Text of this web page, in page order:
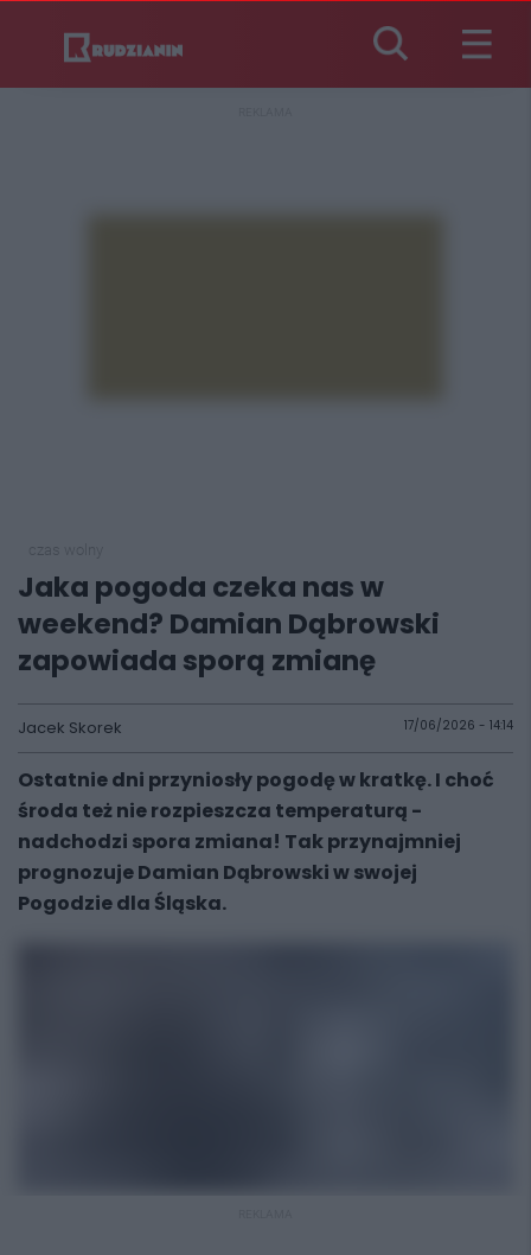
Jaka pogoda czeka nas w
weekend? Damian Dąbrowski
zapowiada sporą zmianę
Jacek Skorek 17/06/2026 - 14:14
Ostatnie dni przyniosły pogodę w kratkę. I choć
środa też nie rozpieszcza temperaturą -
nadchodzi spora zmiana! Tak przynajmniej
prognozuje Damian Dąbrowski w swojej
Pogodzie dla Śląska.